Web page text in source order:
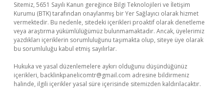
Sitemiz, 5651 Sayılı Kanun gereğince Bilgi Teknolojileri ve İletişim
Kurumu (BTK) tarafından onaylanmış bir Yer Sağlayıcı olarak hizmet
vermektedir. Bu nedenle, sitedeki içerikleri proaktif olarak denetleme
veya araştırma yükümlülüğümüz bulunmamaktadır. Ancak, üyelerimiz
yazdıkları içeriklerin sorumluluğunu taşımakta olup, siteye üye olarak
bu sorumluluğu kabul etmiş sayılırlar.
Hukuka ve yasal düzenlemelere aykırı olduğunu düşündüğünüz
içerikleri, backlinkpanelicomtr@gmail.com adresine bildirmeniz
halinde, ilgili içerikler yasal süre içerisinde sitemizden kaldırılacaktır.